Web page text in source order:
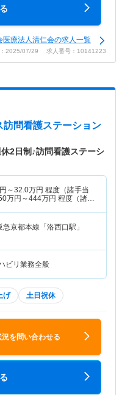
医療法人清仁会の求人一覧
2025/07/29 求人番号：10141223
問看護ステーション
2日制♪訪問看護ステーシ
～32.0万円 程度（諸手当
万円～444万円 程度（諸手
急京都本線「洛西口駅」
ビリ業務全般
げ 土日祝休
を問い合わせる